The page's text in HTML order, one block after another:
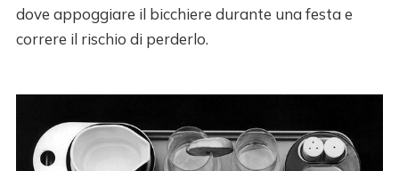
dove appoggiare il bicchiere durante una festa e
correre il rischio di perderlo.